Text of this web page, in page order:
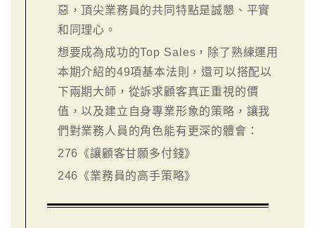
惡，頂尖業務員的共同特點是誠懇、平實
和同理心。
想要成為成功的Top Sales，除了熟練運用
本期介紹的49項基本法則，還可以搭配以
下兩期大師，從訴求顧客真正重視的價
值，以及建立自身專業形象的策略，讓我
們對業務人員的角色能有更深的體會：
276 《讓顧客甘願多付錢》
246 《業務員的高手策略》